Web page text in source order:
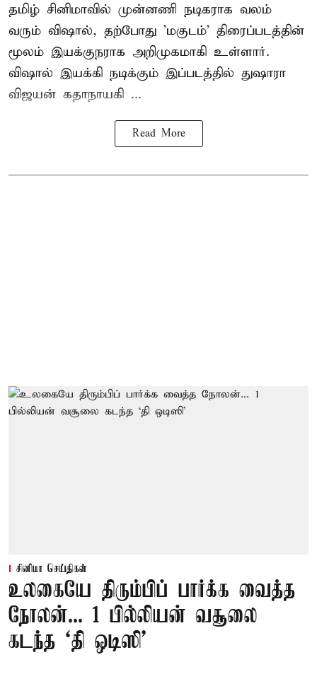
தமிழ் சினிமாவில் முன்னணி நடிகராக வலம்
வரும் விஷால், தற்போது 'மகுடம்' திரைப்படத்தின்
மூலம் இயக்குநராக அறிமுகமாகி உள்ளார்.
விஷால் இயக்கி நடிக்கும் இப்படத்தில் துஷாரா
விஜயன் கதாநாயகி ...
Read More
சினிமா செய்திகள்
உலகையே திரும்பிப் பார்க்க வைத்த
நோலன்... 1 பில்லியன் வசூலை
கடந்த ‘தி ஒடிஸி’